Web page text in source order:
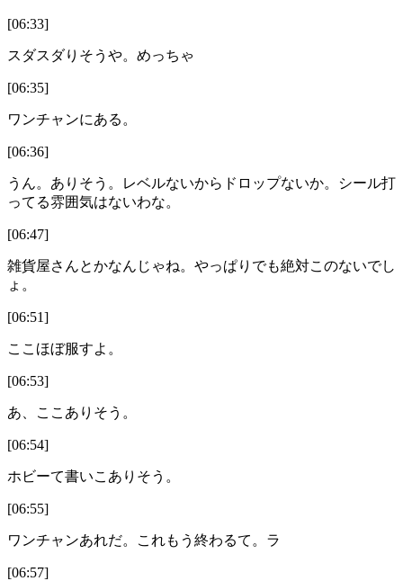
[06:33]
スダスダりそうや。めっちゃ
[06:35]
ワンチャンにある。
[06:36]
うん。ありそう。レベルないからドロップないか。シール打
ってる雰囲気はないわな。
[06:47]
雑貨屋さんとかなんじゃね。やっぱりでも絶対このないでし
ょ。
[06:51]
ここほぼ服すよ。
[06:53]
あ、ここありそう。
[06:54]
ホビーて書いこありそう。
[06:55]
ワンチャンあれだ。これもう終わるて。ラ
[06:57]